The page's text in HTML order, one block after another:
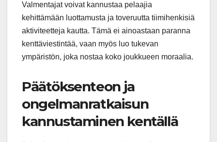
Valmentajat voivat kannustaa pelaajia
kehittämään luottamusta ja toveruutta tiimihenkisiä
aktiviteetteja kautta. Tämä ei ainoastaan paranna
kenttäviestintää, vaan myös luo tukevan
ympäristön, joka nostaa koko joukkueen moraalia.
Päätöksenteon ja
ongelmanratkaisun
kannustaminen kentällä